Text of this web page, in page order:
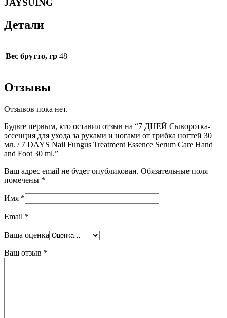
JAYSUING
Детали
Вес брутто, гр 48
Отзывы
Отзывов пока нет.
Будьте первым, кто оставил отзыв на “7 ДНЕЙ Сыворотка-
эссенция для ухода за руками и ногами от грибка ногтей 30
мл. / 7 DAYS Nail Fungus Treatment Essence Serum Care Hand
and Foot 30 ml.”
Ваш адрес email не будет опубликован. Обязательные поля
помечены *
Имя *
Email *
Ваша оценка
Ваш отзыв *